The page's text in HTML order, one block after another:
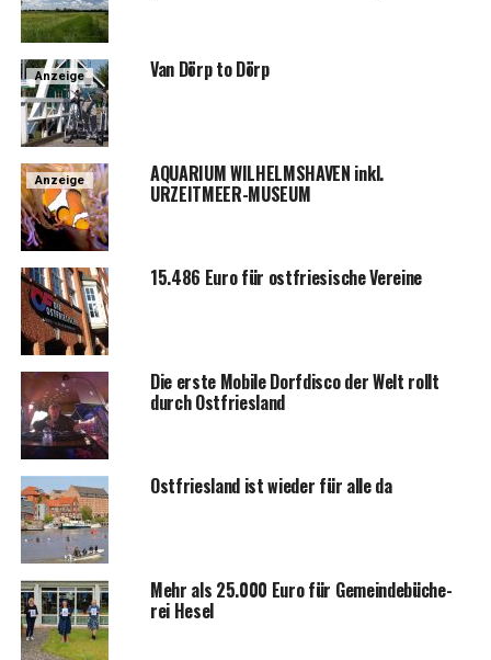
Anzeige Van Dörp to Dörp
Anzeige AQUARIUM WILHELMSHAVEN inkl.
URZEITMEER-MUSEUM
15.486 Euro für ost­frie­si­sche Vereine
Die ers­te Mobi­le Dorf­dis­co der Welt rollt
durch Ostfriesland
Ost­fries­land ist wie­der für alle da
Mehr als 25.000 Euro für Gemein­de­bü­che­
rei Hesel